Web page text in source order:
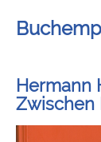
Hermann
Zwischen